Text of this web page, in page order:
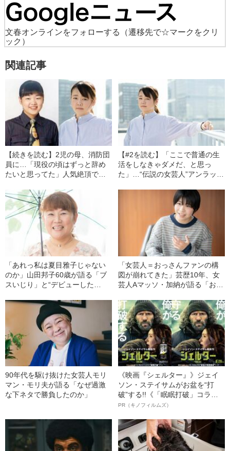
文春オンラインをフォローする
（遷移先で☆マークをクリ
ック）
関連記事
【続きを読む】2児の母、消防団
員に…「現役の頃はずっと辞め
たいと思ってた」人気絶頂で引
後藤（45）の“現在”
【#2を読む】「ここで普通の生
活をしなきゃダメだ、と思っ
た」…“伝説の女芸人”アンラッキ
「あれっ私は夏目雅子じゃない
のか」山田邦子60歳が語る「ブ
スいじり」と“デビューした
「女芸人＝おっさんファンの構
図が崩れてきた」芸歴10年、女
芸人Aマッソ・加納が語る「お笑
90年代を駆け抜けた女芸人モリ
マン・モリ夫が語る「なぜ過激
な下ネタで勝負したのか」
《映画『シェルター』》ジェイ
ソン・ステイサムがお盆を“打
破”する!!《「眠眠打破」コラ
ボ》
PR（キノフィルムズ）